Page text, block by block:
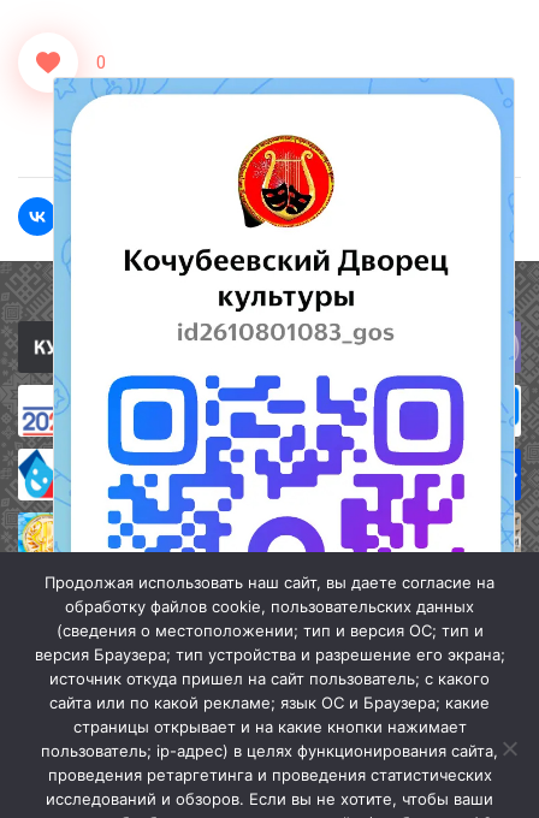
0
Полезные ссылки
«Кочубеевская централизованная клубная система» © 2026
Продолжая использовать наш сайт, вы даете согласие на
обработку файлов cookie, пользовательских данных
(сведения о местоположении; тип и версия ОС; тип и
версия Браузера; тип устройства и разрешение его экрана;
источник откуда пришел на сайт пользователь; с какого
сайта или по какой рекламе; язык ОС и Браузера; какие
страницы открывает и на какие кнопки нажимает
пользователь; ip-адрес) в целях функционирования сайта,
проведения ретаргетинга и проведения статистических
исследований и обзоров. Если вы не хотите, чтобы ваши